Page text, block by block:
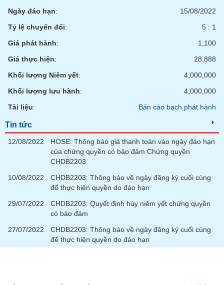
Ngày đáo hạn:
15/08/2022
Tỷ lệ chuyển đổi:
5 : 1
Giá phát hành:
1,100
Giá thực hiện:
28,888
Khối lượng Niêm yết:
4,000,000
Khối lượng lưu hành:
4,000,000
Tài liệu: Bản cáo bạch phát hành
Tin tức
12/08/2022
HOSE: Thông báo giá thanh toán vào ngày đáo hạn
của chứng quyền có bảo đảm Chứng quyền
CHDB2203
10/08/2022
CHDB2203: Thông báo về ngày đăng ký cuối cùng
để thực hiện quyền do đáo hạn
29/07/2022
CHDB2203: Quyết định hủy niêm yết chứng quyền
có bảo đảm
27/07/2022
CHDB2203: Thông báo về ngày đăng ký cuối cùng
để thực hiện quyền do đáo hạn